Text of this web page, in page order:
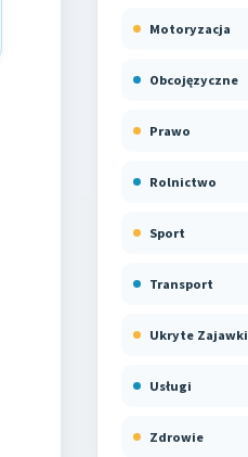
Motoryzacja
Obcojęzyczne
Prawo
Rolnictwo
Sport
Transport
Ukryte Zajawki
Usługi
Zdrowie